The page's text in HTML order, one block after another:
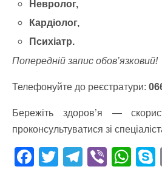
Невролог,
Кардіолог,
Психіатр.
Попередній запис обов’язковий!
Телефонуйте до реєстратури:
Бережіть здоров’я —
проконсультуватися зі
F T T Vi W